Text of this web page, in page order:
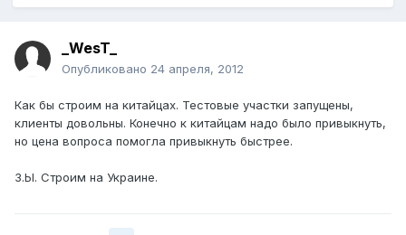
_WesT_
Опубликовано 24 апреля, 2012
Как бы строим на китайцах. Тестовые участки запущены,
клиенты довольны. Конечно к китайцам надо было привыкнуть,
но цена вопроса помогла привыкнуть быстрее.
З.Ы. Строим на Украине.